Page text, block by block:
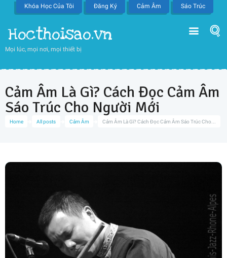
Khóa Học Của Tôi Đăng Ký Cảm Âm Sáo Trúc
Hocthoisao.vn
Mọi lúc, mọi nơi, mọi thiết bị
Home All posts Cảm Âm Cảm Âm Là Gì? Cách Đọc Cảm Âm Sáo Trúc Cho...
Cảm Âm Là Gì? Cách Đọc Cảm Âm
Sáo Trúc Cho Người Mới